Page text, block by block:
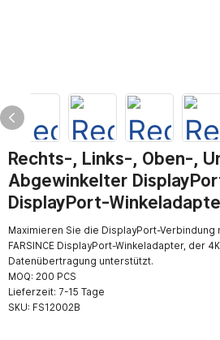
Rechts-, Links-, Oben-,
Abgewinkelter
DisplayPort-
Maximieren Sie die DisplayPort-
FARSINCE DisplayPort-Winkeladapter, der
Datenübertragung unterstützt.
MOQ: 200 PCS
Lieferzeit: 7-15 Tage
SKU: FS12002B